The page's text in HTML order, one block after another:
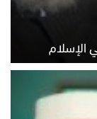
الإسلام